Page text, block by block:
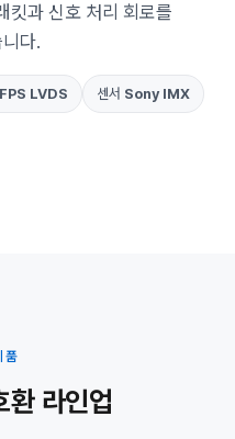
킷과 신호 처리 회로를
다.
LVDS 센서 Sony IMX
품
환 라인업